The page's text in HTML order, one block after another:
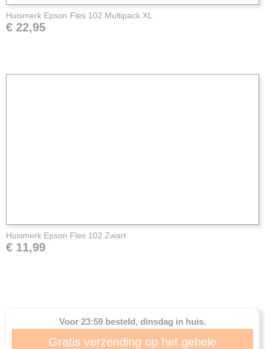
Huismerk Epson Fles 102 Multipack XL
€ 22,95
Huismerk Epson Fles 102 Zwart
€ 11,99
Voor 23:59 besteld, dinsdag in huis.
Gratis verzending op het gehele